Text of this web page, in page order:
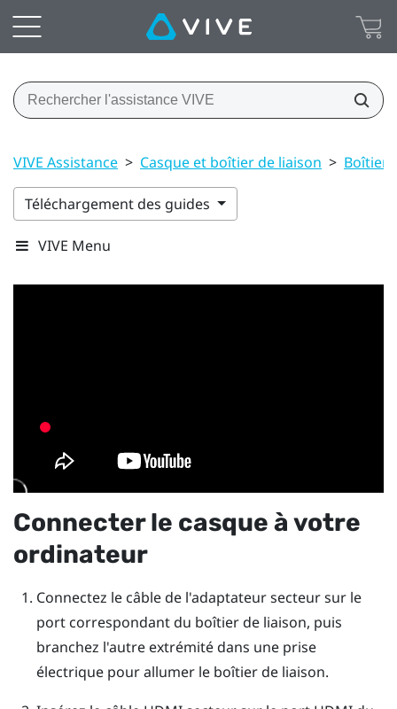
VIVE Assistance > Casque et boîtier de liaison > Boîtier
Téléchargement des guides
VIVE Menu
Connecter le casque à votre
ordinateur
Connectez le câble de l'adaptateur secteur sur le
port correspondant du boîtier de liaison, puis
branchez l'autre extrémité dans une prise
électrique pour allumer le boîtier de liaison.